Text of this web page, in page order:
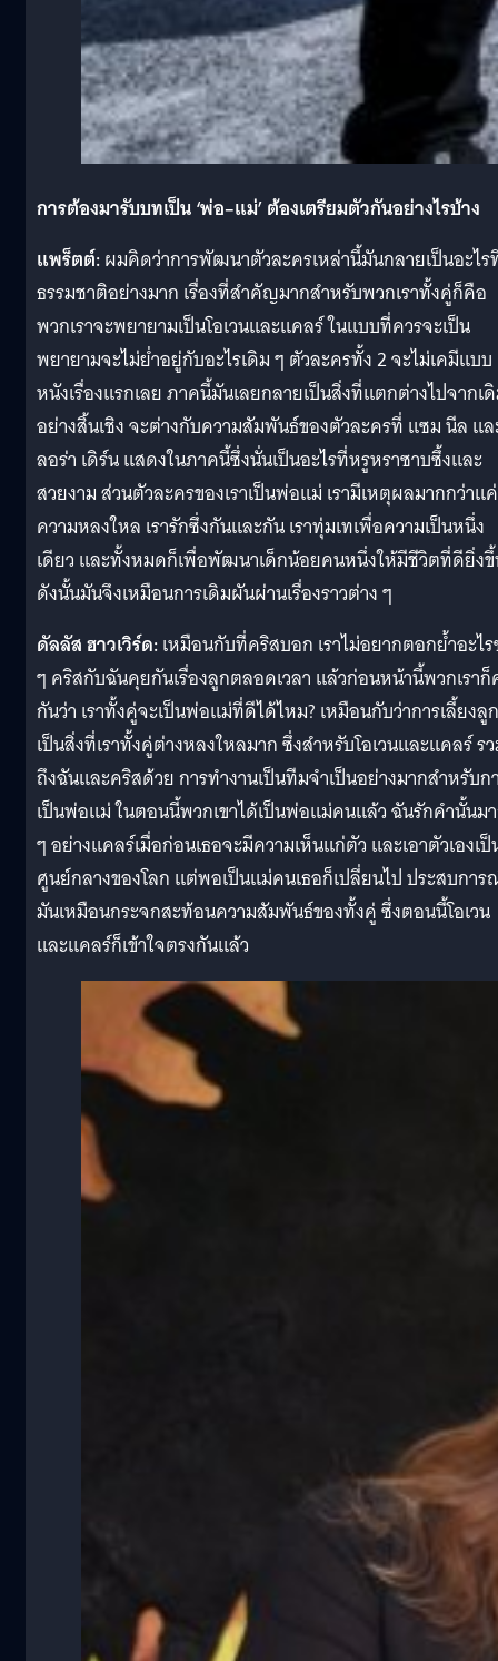
การต้องมารับบทเป็น‘พ่อ–แม่’ต้องเตรียมตัวกันอย่างไรบ้าง
แพร็ตต์:ผมคิดว่าการพัฒนาตัวละครเหล่านี้มันกลายเป็นอะไร
ธรรมชาติอย่างมาก เรื่องที่สำคัญมากสำหรับพวกเราทั้งคู่ก็คือ
พวกเราจะพยายามเป็นโอเวนและแคลร์ ในแบบที่ควรจะเป็น
พยายามจะไม่ย่ำอยู่กับอะไรเดิม ๆ ตัวละครทั้ง 2 จะไม่เคมีแบบ
หนังเรื่องแรกเลย ภาคนี้มันเลยกลายเป็นสิ่งที่แตกต่างไปจากเ
อย่างสิ้นเชิง จะต่างกับความสัมพันธ์ของตัวละครที่ แซม นีล แ
ลอร่า เดิร์น แสดงในภาคนี้ซึ่งนั่นเป็นอะไรที่หรูหราซาบซึ้งและ
สวยงาม ส่วนตัวละครของเราเป็นพ่อแม่ เรามีเหตุผลมากกว่าแค่
ความหลงใหล เรารักซึ่งกันและกัน เราทุ่มเทเพื่อความเป็นหนึ่ง
เดียว และทั้งหมดก็เพื่อพัฒนาเด็กน้อยคนหนึ่งให้มีชีวิตที่ดียิ่ง
ดังนั้นมันจึงเหมือนการเดิมผันผ่านเรื่องราวต่าง ๆ
ดัลลัส ฮาวเวิร์ด:เหมือนกับที่คริสบอก เราไม่อยากตอกย้ำอะไ
ๆ คริสกับฉันคุยกันเรื่องลูกตลอดเวลา แล้วก่อนหน้านี้พวกเรา
กันว่า เราทั้งคู่จะเป็นพ่อแม่ที่ดีได้ไหม? เหมือนกับว่าการเลี้ยงลูก
เป็นสิ่งที่เราทั้งคู่ต่างหลงใหลมาก ซึ่งสำหรับโอเวนและแคลร์ ร
ถึงฉันและคริสด้วย การทำงานเป็นทีมจำเป็นอย่างมากสำหรับก
เป็นพ่อแม่ ในตอนนี้พวกเขาได้เป็นพ่อแม่คนแล้ว ฉันรักคำนั้นม
ๆ อย่างแคลร์เมื่อก่อนเธอจะมีความเห็นแก่ตัว และเอาตัวเองเ
ศูนย์กลางของโลก แต่พอเป็นแม่คนเธอก็เปลี่ยนไป ประสบกา
มันเหมือนกระจกสะท้อนความสัมพันธ์ของทั้งคู่ ซึ่งตอนนี้โอเวน
และแคลร์ก็เข้าใจตรงกันแล้ว